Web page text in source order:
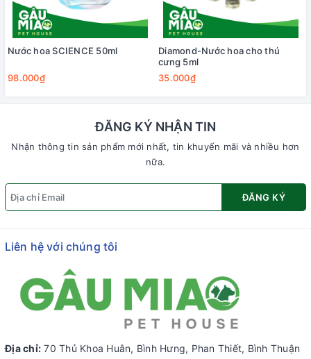
Nước hoa SCIENCE 50ml
98.000₫
Diamond-Nước hoa cho thú
cưng 5ml
35.000₫
ĐĂNG KÝ NHẬN TIN
Nhận thông tin sản phẩm mới nhất, tin khuyến mãi và nhiều hơn
nữa.
ĐĂNG KÝ
Liên hệ với chúng tôi
Địa chỉ: 70 Thủ Khoa Huân, Bình Hưng, Phan Thiết, Bình Thuận